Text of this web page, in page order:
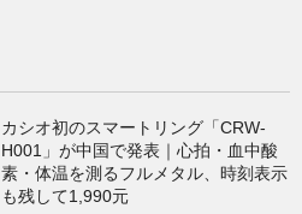
カシオ初のスマートリング「CRW-
H001」が中国で発表｜心拍・血中酸
素・体温を測るフルメタル、時刻表示
も残して1,990元